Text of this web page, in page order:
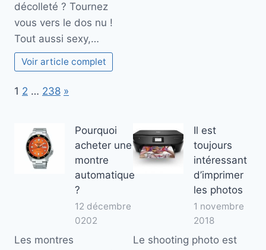
décolleté ? Tournez
vous vers le dos nu !
Tout aussi sexy,…
Voir article complet
Page:
1 2 … 238 Next
»
Pourquoi
acheter une
montre
automatique
?
12 décembre
0202
Les montres
Il est
toujours
intéressant
d’imprimer
les photos
1 novembre
2018
Le shooting photo est